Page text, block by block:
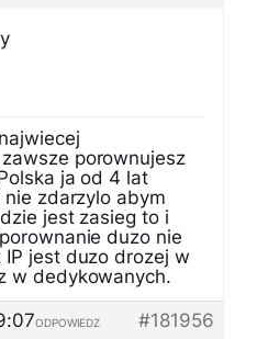
porownujesz
ja od 4 lat
zdarzylo abym
jest zasieg to i
duzo nie
jest duzo drozej w
w dedykowanych.
#181956
ODPOWIEDZ